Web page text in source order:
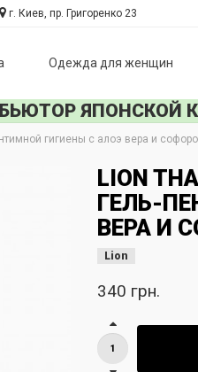
Одежда для женщин
г. Киев, пр. Григоренко 23
ЯПОНСКОЙ
гигиены с алоэ вера и
LION
ГЕЛЬ-
ВЕРА И
Lion
340 грн.